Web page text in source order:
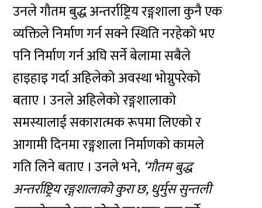
उनले गौतम बुद्ध अन्तर्राष्ट्रिय रङ्गशाला कुनै एक
व्यक्तिले निर्माण गर्न सक्ने स्थिति नरहेको भए
पनि निर्माण गर्न अघि सर्ने बेलामा सबैले
हाइहाइ गर्दा अहिलेको अवस्था भोग्नुपरेको
बताए । उनले अहिलेको रङ्गशालाको
समस्यालाई सकारात्मक रूपमा लिएको र
आगामी दिनमा रङ्गशाला निर्माणको कामले
गति लिने बताए । उनले भने, ‘गौतम बुद्ध
अन्तर्राष्ट्रिय रङ्गशालाको कुरा छ, धुर्मुस सुन्तली